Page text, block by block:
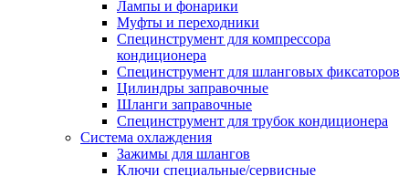
Лампы и фонарики
Муфты и переходники
Специнструмент для компрессора
кондиционера
Специнструмент для шланговых фиксаторов
Цилиндры заправочные
Шланги заправочные
Специнструмент для трубок кондиционера
Система охлаждения
Зажимы для шлангов
Ключи специальные/сервисные